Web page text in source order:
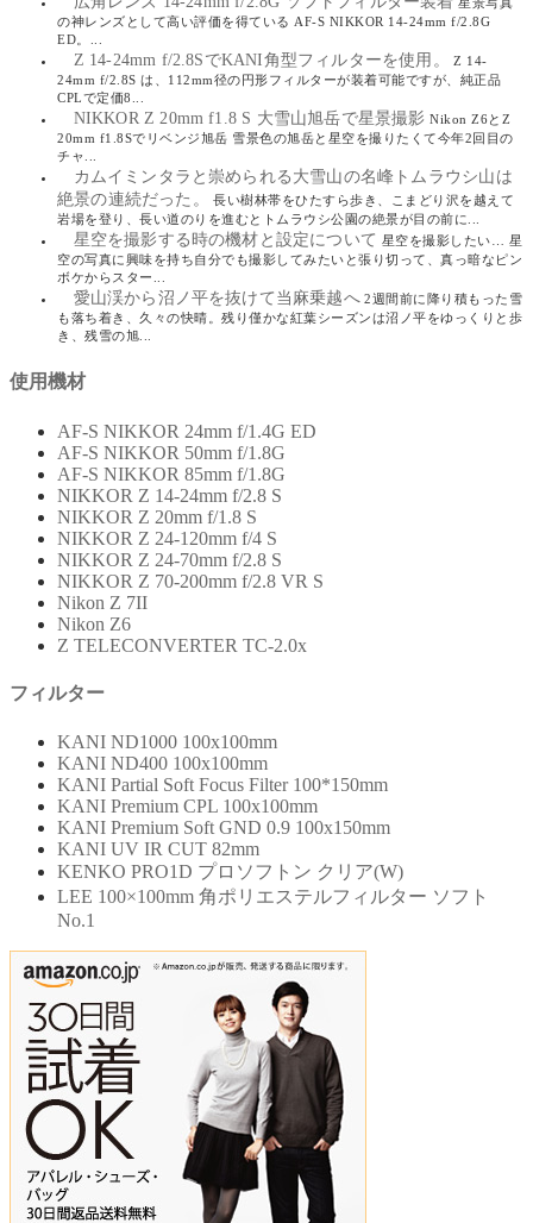
の神レンズとして高い評価を得ている AF-S NIKKOR 14-24mm f/2.8G
ED。...
Z 14-24mm f/2.8SでKANI角型フィルターを使用。
Z 14-
24mm f/2.8S は、112mm径の円形フィルターが装着可能ですが、純正品
CPLで定価8...
NIKKOR Z 20mm f1.8 S 大雪山旭岳で星景撮影 Nikon Z6とZ
20mm f1.8Sでリベンジ旭岳 雪景色の旭岳と星空を撮りたくて今年2回目の
チャ...
カムイミンタラと崇められる大雪山の名峰トムラウシ山は
絶景の連続だった。
長い樹林帯をひたすら歩き、こまどり沢を越えて
岩場を登り、長い道のりを進むとトムラウシ公園の絶景が目の前に...
星空を撮影する時の機材と設定について 星空を撮影したい… 星
空の写真に興味を持ち自分でも撮影してみたいと張り切って、真っ暗なピン
ボケからスター...
愛山渓から沼ノ平を抜けて当麻乗越へ 2週間前に降り積もった雪
も落ち着き、久々の快晴。残り僅かな紅葉シーズンは沼ノ平をゆっくりと歩
き、残雪の旭...
使用機材
AF-S NIKKOR 24mm f/1.4G ED
AF-S NIKKOR 50mm f/1.8G
AF-S NIKKOR 85mm f/1.8G
NIKKOR Z 14-24mm f/2.8 S
NIKKOR Z 20mm f/1.8 S
NIKKOR Z 24-120mm f/4 S
NIKKOR Z 24-70mm f/2.8 S
NIKKOR Z 70-200mm f/2.8 VR S
Nikon Z 7II
Nikon Z6
Z TELECONVERTER TC-2.0x
フィルター
KANI ND1000 100x100mm
KANI ND400 100x100mm
KANI Partial Soft Focus Filter 100*150mm
KANI Premium CPL 100x100mm
KANI Premium Soft GND 0.9 100x150mm
KANI UV IR CUT 82mm
KENKO PRO1D プロソフトン クリア(W)
LEE 100×100mm 角ポリエステルフィルター ソフト
No.1